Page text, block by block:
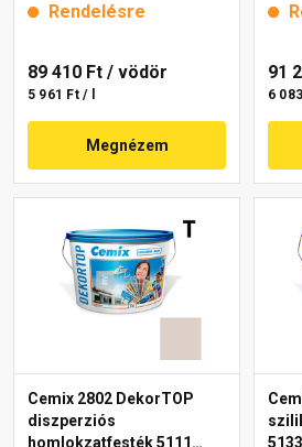
Rendelésre
89 410 Ft / vödör
5 961 Ft / l
Megnézem
91
6
Cemix 2802 DekorTOP
diszperziós
homlokzatfesték 5111